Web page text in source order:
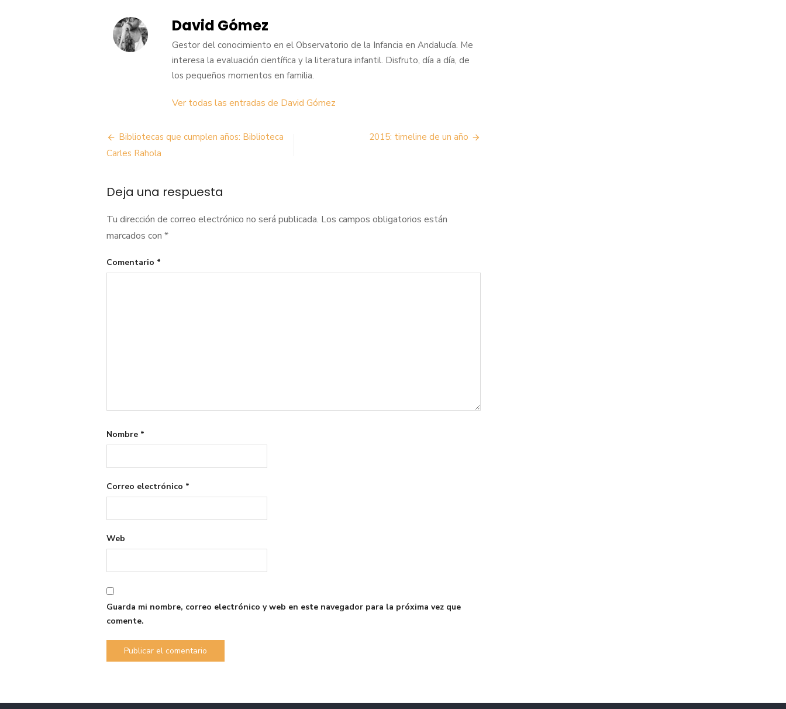
David Gómez
Gestor del conocimiento en el Observatorio de la Infancia en Andalucía. Me
interesa la evaluación científica y la literatura infantil. Disfruto, día a día, de
los pequeños momentos en familia.
Ver todas las entradas de David Gómez
Navegación
de
Bibliotecas que cumplen años: Biblioteca
Carles Rahola
2015: timeline de un año
Deja una respuesta
Tu dirección de correo electrónico no será publicada. Los campos obligatorios están
marcados con *
Comentario *
Nombre *
Correo electrónico *
Web
Guarda mi nombre, correo electrónico y web en este navegador para la próxima vez que
comente.